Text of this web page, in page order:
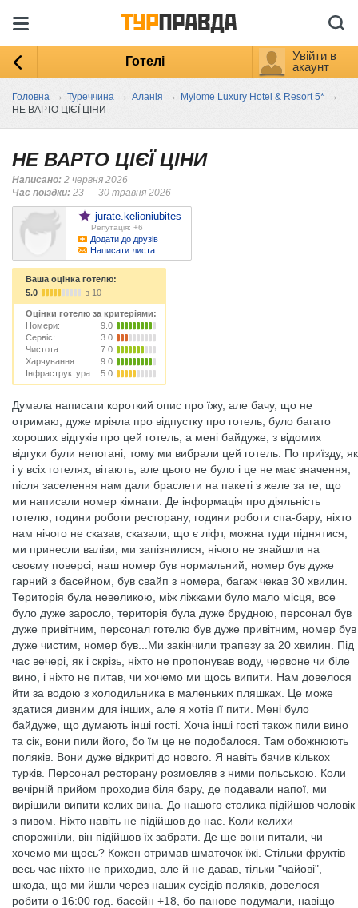
Готелі
Увійти в
акаунт
Головна → Туреччина → Аланія → Mylome Luxury Hotel & Resort 5* →
НЕ ВАРТО ЦІЄЇ ЦІНИ
НЕ ВАРТО ЦІЄЇ ЦІНИ
Написано: 2 червня 2026
Час поїздки: 23 — 30 травня 2026
jurate.kelioniubites
Репутація: +6
Додати до друзів
Написати листа
Ваша оцінка готелю:
5.0
з 10
Оцінки готелю за критеріями:
Номери:
9.0
Сервіс:
3.0
Чистота:
7.0
Харчування:
9.0
Інфраструктура:
5.0
Думала написати короткий опис про їжу, але бачу, що не
отримаю, дуже мріяла про відпустку про готель, було багато
хороших відгуків про цей готель, а мені байдуже, з відомих
відгуки були непогані, тому ми вибрали цей готель. По приїзду, як
і у всіх готелях, вітають, але цього не було і це не має значення,
після заселення нам дали браслети на пакеті з желе за те, що
ми написали номер кімнати. Де інформація про діяльність
готелю, години роботи ресторану, години роботи спа-бару, ніхто
нам нічого не сказав, сказали, що є ліфт, можна туди піднятися,
ми принесли валізи, ми запізнилися, нічого не знайшли на
своєму поверсі, наш номер був нормальний, номер був дуже
гарний з басейном, був свайп з номера, багаж чекав 30 хвилин.
Територія була невеликою, між ліжками було мало місця, все
було дуже заросло, територія була дуже брудною, персонал був
дуже привітним, персонал готелю був дуже привітним, номер був
дуже чистим, номер був...Ми закінчили трапезу за 20 хвилин. Під
час вечері, як і скрізь, ніхто не пропонував воду, червоне чи біле
вино, і ніхто не питав, чи хочемо ми щось випити. Нам довелося
йти за водою з холодильника в маленьких пляшках. Це може
здатися дивним для інших, але я хотів її пити. Мені було
байдуже, що думають інші гості. Хоча інші гості також пили вино
та сік, вони пили його, бо їм це не подобалося. Там обожнюють
поляків. Вони дуже відкриті до нового. Я навіть бачив кількох
турків. Персонал ресторану розмовляв з ними польською. Коли
вечірній прийом проходив біля бару, де подавали напої, ми
вирішили випити келих вина. До нашого столика підійшов чоловік
з пивом. Ніхто навіть не підійшов до нас. Коли келихи
спорожніли, він підійшов їх забрати. Де ще вони питали, чи
хочемо ми щось? Кожен отримав шматочок їжі. Стільки фруктів
весь час ніхто не приходив, але й не давав, тільки "чайові",
шкода, що ми йшли через наших сусідів поляків, довелося
робити о 16:00 год. басейн +18, бо панове подумали, навіщо